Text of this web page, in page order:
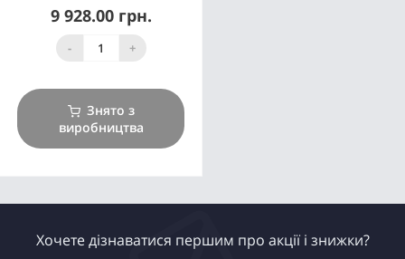
9 928.00 грн.
- +
Знято з
виробництва
Хочете дізнаватися першим про акції і знижки?